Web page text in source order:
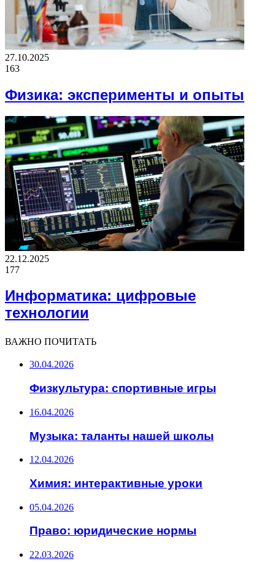
27.10.2025
163
Физика: эксперименты и опыты
22.12.2025
177
Информатика: цифровые
технологии
ВАЖНО ПОЧИТАТЬ
30.04.2026
Физкультура: спортивные игры
16.04.2026
Музыка: таланты нашей школы
12.04.2026
Химия: интерактивные уроки
05.04.2026
Право: юридические нормы
22.03.2026